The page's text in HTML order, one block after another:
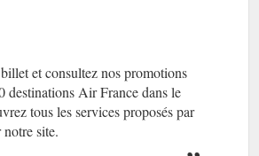
et consultez nos promotions
destinations Air France dans le
tous les services proposés par
site.